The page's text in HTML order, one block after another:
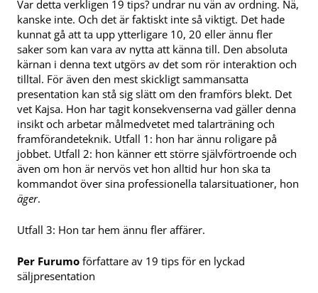
Var detta verkligen 19 tips? undrar nu vän av ordning. Nä,
kanske inte. Och det är faktiskt inte så viktigt. Det hade
kunnat gå att ta upp ytterligare 10, 20 eller ännu fler
saker som kan vara av nytta att känna till. Den absoluta
kärnan i denna text utgörs av det som rör interaktion och
tilltal. För även den mest skickligt sammansatta
presentation kan stå sig slätt om den framförs blekt. Det
vet Kajsa. Hon har tagit konsekvenserna vad gäller denna
insikt och arbetar målmedvetet med talarträning och
framförandeteknik. Utfall 1: hon har ännu roligare på
jobbet. Utfall 2: hon känner ett större självförtroende och
även om hon är nervös vet hon alltid hur hon ska ta
kommandot över sina professionella talarsituationer, hon
äger.
Utfall 3: Hon tar hem ännu fler affärer.
Per Furumo författare av 19 tips för en lyckad
säljpresentation